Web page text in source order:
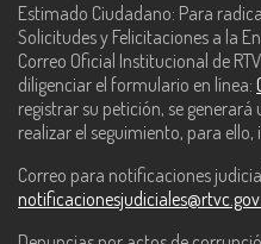
Estimado Ciudadano: Para
Solicitudes y Felicitaciones a la
Correo Oficial Institucional de
diligenciar el formulario en línea:
registrar su petición, se
realizar el seguimiento, para ello,
Correo para notificaciones